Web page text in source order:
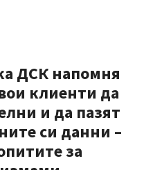
ДСК напомня
клиенти да
и да пазят
си данни –
за